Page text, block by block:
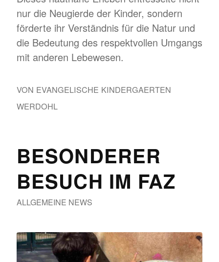
nur die Neugierde der Kinder, sondern
förderte ihr Verständnis für die Natur und
die Bedeutung des respektvollen Umgangs
mit anderen Lebewesen.
VON EVANGELISCHE KINDERGAERTEN
WERDOHL
BESONDERER
BESUCH IM FAZ
ALLGEMEINE NEWS